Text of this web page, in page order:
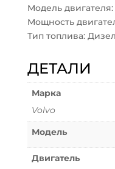
Модель двигателя:
Мощность
Тип топлива:
ДЕТАЛИ
Марка
Volvo
Модель
Двигатель